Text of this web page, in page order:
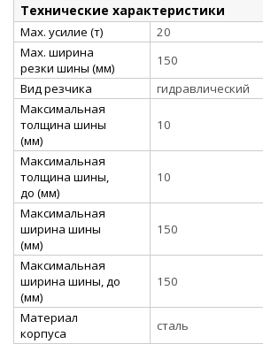
Технические характеристики
Max. усилие (т)
20
Max. ширина
резки шины (мм)
150
Вид резчика
гидравлический
Максимальная
толщина шины
(мм)
10
Максимальная
толщина шины,
до (мм)
10
Максимальная
ширина шины
(мм)
150
Максимальная
ширина шины, до
(мм)
150
Материал
корпуса
сталь